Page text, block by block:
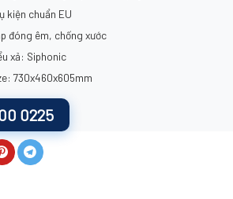
kiện chuẩn EU
đóng êm, chống xước
xả: Siphonic
730x460x605mm
0225